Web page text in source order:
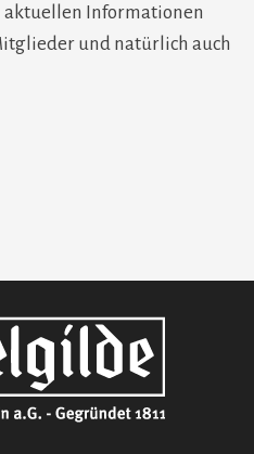
aktuellen Informationen
und natürlich auch